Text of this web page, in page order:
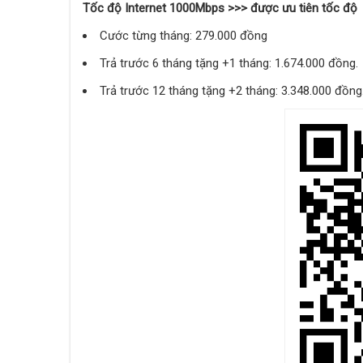
Tốc độ Internet 1000Mbps >>> được ưu tiên tốc độ
Cước từng tháng: 279.000 đồng
Trả trước 6 tháng tặng +1 tháng: 1.674.000 đồng.
Trả trước 12 tháng tặng +2 tháng: 3.348.000